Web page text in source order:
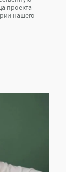
проекта
нашего